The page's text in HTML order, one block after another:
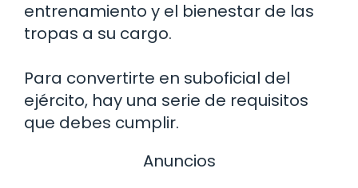
entrenamiento y el bienestar de las
tropas a su cargo.
Para convertirte en suboficial del
ejército, hay una serie de requisitos
que debes cumplir.
Anuncios